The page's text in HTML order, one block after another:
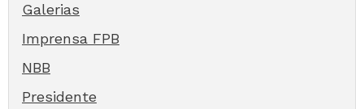
Galerias
Imprensa FPB
NBB
Presidente